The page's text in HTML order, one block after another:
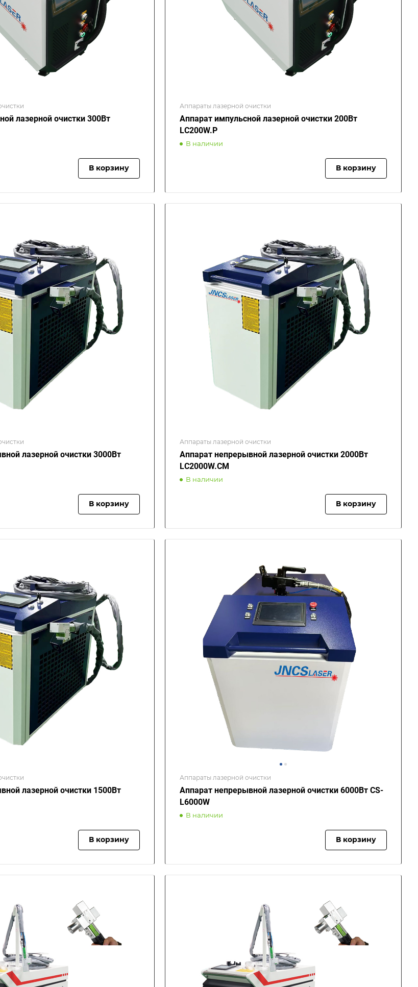
лазерной очистки 300Вт
В корзину
Аппараты лазерной очистки
Аппарат импульсной лазерной очистки 200Вт
LC200W.P
В наличии
В корзину
лазерной очистки 3000Вт
В корзину
Аппараты лазерной очистки
Аппарат непрерывной лазерной очистки 2000Вт
LC2000W.CM
В наличии
В корзину
лазерной очистки 1500Вт
В корзину
Аппараты лазерной очистки
Аппарат непрерывной лазерной очистки 6000Вт CS-
L6000W
В наличии
В корзину